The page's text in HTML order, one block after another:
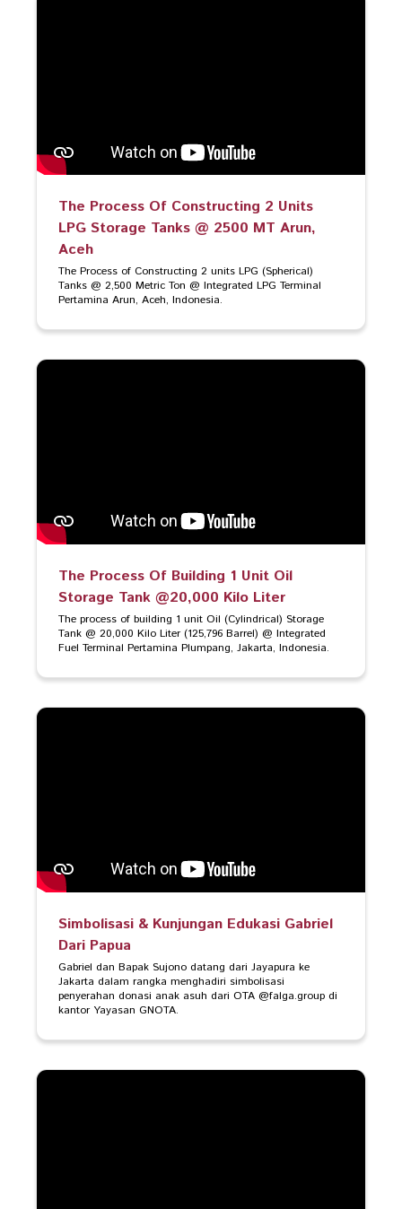
The Process Of Constructing 2 Units
LPG Storage Tanks @ 2500 MT Arun,
Aceh
The Process of Constructing 2 units LPG (Spherical)
Tanks @ 2,500 Metric Ton @ Integrated LPG Terminal
Pertamina Arun, Aceh, Indonesia.
The Process Of Building 1 Unit Oil
Storage Tank @20,000 Kilo Liter
The process of building 1 unit Oil (Cylindrical) Storage
Tank @ 20,000 Kilo Liter (125,796 Barrel) @ Integrated
Fuel Terminal Pertamina Plumpang, Jakarta, Indonesia.
Simbolisasi & Kunjungan Edukasi Gabriel
Dari Papua
Gabriel dan Bapak Sujono datang dari Jayapura ke
Jakarta dalam rangka menghadiri simbolisasi
penyerahan donasi anak asuh dari OTA @falga.group di
kantor Yayasan GNOTA.